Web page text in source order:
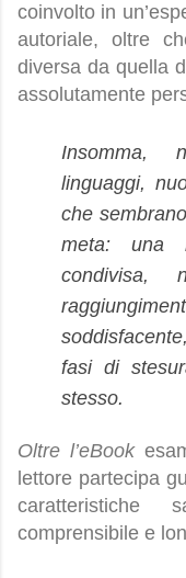
coinvolto in
autoriale, oltre
diversa da quella
assolutamente
Insomma,
linguaggi,
che
meta: una
condivisa,
fasi di
stesso.
Oltre l’eBook
lettore partecipa
caratteristiche
comprensibile e